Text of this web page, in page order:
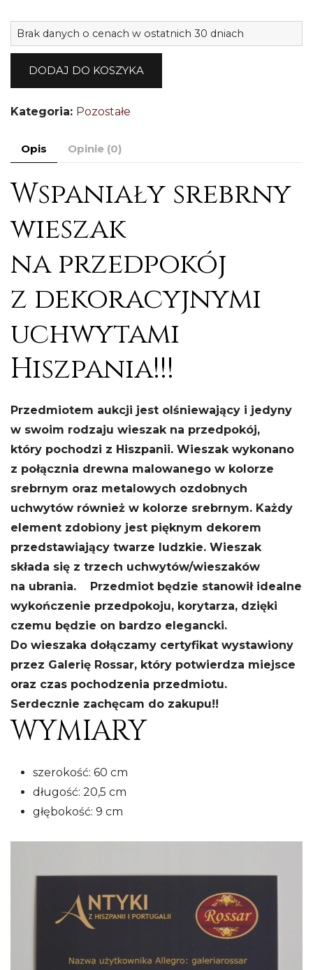
Brak danych o cenach w ostatnich 30 dniach
DODAJ DO KOSZYKA
Kategoria: Pozostałe
Opis Opinie (0)
Wspaniały srebrny
wieszak
na przedpokój
z dekoracyjnymi
uchwytami
Hiszpania!!!
Przedmiotem aukcji jest olśniewający i jedyny
w swoim rodzaju wieszak na przedpokój,
który pochodzi z Hiszpanii. Wieszak wykonano
z połącznia drewna malowanego w kolorze
srebrnym oraz metalowych ozdobnych
uchwytów również w kolorze srebrnym. Każdy
element zdobiony jest pięknym dekorem
przedstawiający twarze ludzkie. Wieszak
składa się z trzech uchwytów/wieszaków
na ubrania. Przedmiot będzie stanowił idealne
wykończenie przedpokoju, korytarza, dzięki
czemu będzie on bardzo elegancki.
Do wieszaka dołączamy certyfikat wystawiony
przez Galerię Rossar, który potwierdza miejsce
oraz czas pochodzenia przedmiotu.
Serdecznie zachęcam do zakupu!!
WYMIARY
szerokość: 60 cm
długość: 20,5 cm
głębokość: 9 cm